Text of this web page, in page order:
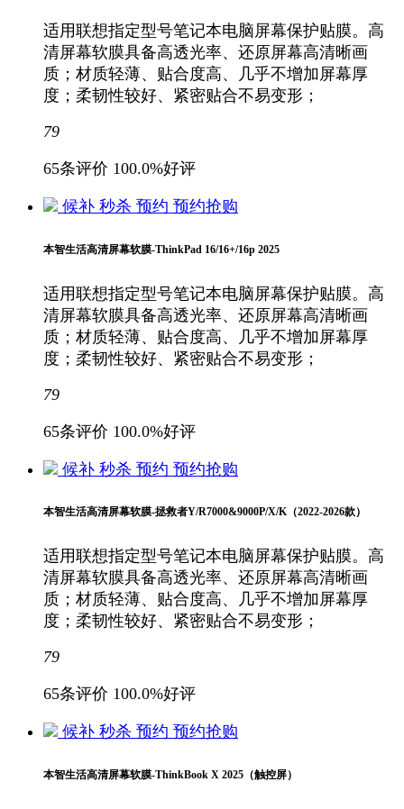
适用联想指定型号笔记本电脑屏幕保护贴膜。高
清屏幕软膜具备高透光率、还原屏幕高清晰画
质；材质轻薄、贴合度高、几乎不增加屏幕厚
度；柔韧性较好、紧密贴合不易变形；
79
65条评价 100.0%好评
候补 秒杀 预约 预约抢购
本智生活高清屏幕软膜-ThinkPad 16/16+/16p 2025
适用联想指定型号笔记本电脑屏幕保护贴膜。高
清屏幕软膜具备高透光率、还原屏幕高清晰画
质；材质轻薄、贴合度高、几乎不增加屏幕厚
度；柔韧性较好、紧密贴合不易变形；
79
65条评价 100.0%好评
候补 秒杀 预约 预约抢购
本智生活高清屏幕软膜-拯救者Y/R7000&9000P/X/K（2022-2026款）
适用联想指定型号笔记本电脑屏幕保护贴膜。高
清屏幕软膜具备高透光率、还原屏幕高清晰画
质；材质轻薄、贴合度高、几乎不增加屏幕厚
度；柔韧性较好、紧密贴合不易变形；
79
65条评价 100.0%好评
候补 秒杀 预约 预约抢购
本智生活高清屏幕软膜-ThinkBook X 2025（触控屏）